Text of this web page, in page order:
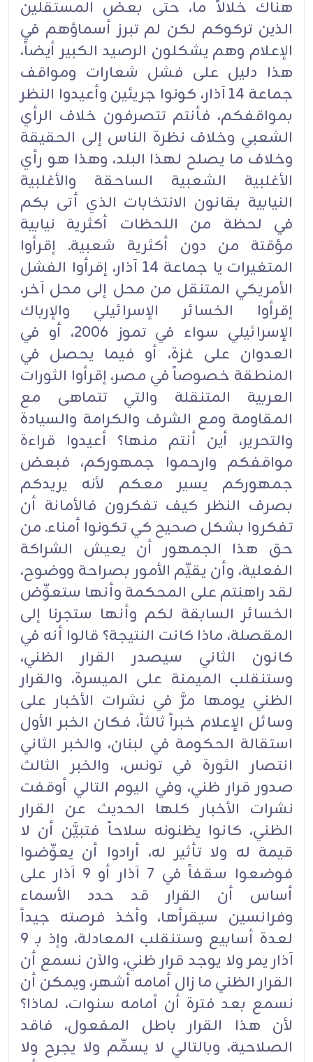
هناك خلالاً ما، حتى بعض المستقلين
الذين تركوكم لكن لم تبرز أسماؤهم في
الإعلام وهم يشكلون الرصيد الكبير أيضاً،
هذا دليل على فشل شعارات ومواقف
جماعة 14 آذار، كونوا جريئين وأعيدوا النظر
بمواقفكم، فأنتم تتصرفون خلاف الرأي
الشعبي وخلاف نظرة الناس إلى الحقيقة
وخلاف ما يصلح لهذا البلد، وهذا هو رأي
الأغلبية الشعبية الساحقة والأغلبية
النيابية بقانون الانتخابات الذي أتى بكم
في لحظة من اللحظات أكثرية نيابية
مؤقتة من دون أكثرية شعبية. إقرأوا
المتغيرات يا جماعة 14 آذار، إقرأوا الفشل
الأمريكي المتنقل من محل إلى محل آخر،
إقرأوا الخسائر الإسرائيلي والإرباك
الإسرائيلي سواء في تموز 2006، أو في
العدوان على غزة، أو فيما يحصل في
المنطقة خصوصاً في مصر، إقرأوا الثورات
العربية المتنقلة والتي تتماهى مع
المقاومة ومع الشرف والكرامة والسيادة
والتحرير، أين أنتم منها؟ أعيدوا قراءة
مواقفكم وارحموا جمهوركم، فبعض
جمهوركم يسير معكم لأنه يريدكم
بصرف النظر كيف تفكرون فالأمانة أن
تفكروا بشكل صحيح كي تكونوا أمناء. من
حق هذا الجمهور أن يعيش الشراكة
الفعلية، وأن يقيِّم الأمور بصراحة ووضوح،
لقد راهنتم على المحكمة وأنها ستعوِّض
الخسائر السابقة لكم وأنها ستجرنا إلى
المقصلة، ماذا كانت النتيجة؟ قالوا أنه في
كانون الثاني سيصدر القرار الظني،
وستنقلب الميمنة على الميسرة، والقرار
الظني يومها مرَّ في نشرات الأخبار على
وسائل الإعلام خبراً ثالثاً، فكان الخبر الأول
استقالة الحكومة في لبنان، والخبر الثاني
انتصار الثورة في تونس، والخبر الثالث
صدور قرار ظني، وفي اليوم التالي أوقفت
نشرات الأخبار كلها الحديث عن القرار
الظني، كانوا يظنونه سلاحاً فتبيَّن أن لا
قيمة له ولا تأثير له، أرادوا أن يعوِّضوا
فوضعوا سقفاً في 7 آذار أو 9 آذار على
أساس أن القرار قد حدد الأسماء
وفرانسين سيقرأها، وأخذ فرصته جيداً
لعدة أسابيع وستنقلب المعادلة، وإذ بـ 9
آذار يمر ولا يوجد قرار ظني، والآن نسمع أن
القرار الظني ما زال أمامه أشهر، ويمكن أن
نسمع بعد فترة أن أمامه سنوات، لماذا؟
لأن هذا القرار باطل المفعول، فاقد
الصلاحية، وبالتالي لا يسمِّم ولا يجرح ولا